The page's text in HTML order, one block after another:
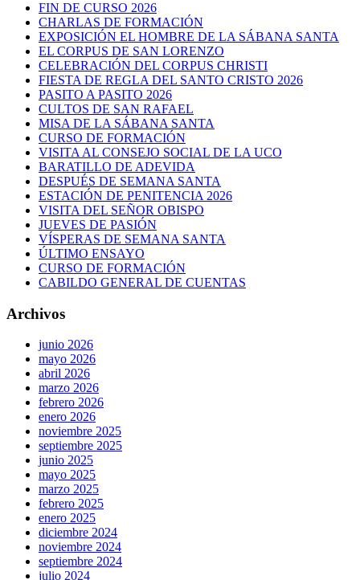
FIN DE CURSO 2026
CHARLAS DE FORMACIÓN
EXPOSICIÓN EL HOMBRE DE LA SÁBANA SANTA
EL CORPUS DE SAN LORENZO
CELEBRACIÓN DEL CORPUS CHRISTI
FIESTA DE REGLA DEL SANTO CRISTO 2026
PASITO A PASITO 2026
CULTOS DE SAN RAFAEL
MISA DE LA SÁBANA SANTA
CURSO DE FORMACIÓN
VISITA AL CONSEJO SOCIAL DE LA UCO
BARATILLO DE ADEVIDA
DESPUÉS DE SEMANA SANTA
ESTACIÓN DE PENITENCIA 2026
VISITA DEL SEÑOR OBISPO
JUEVES DE PASIÓN
VÍSPERAS DE SEMANA SANTA
ÚLTIMO ENSAYO
CURSO DE FORMACIÓN
CABILDO GENERAL DE CUENTAS
Archivos
junio 2026
mayo 2026
abril 2026
marzo 2026
febrero 2026
enero 2026
noviembre 2025
septiembre 2025
junio 2025
mayo 2025
marzo 2025
febrero 2025
enero 2025
diciembre 2024
noviembre 2024
septiembre 2024
julio 2024